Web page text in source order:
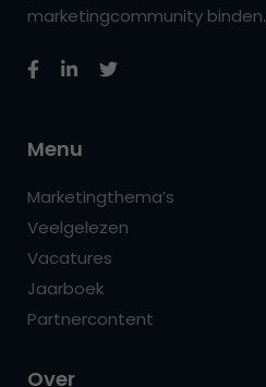
marketingcommunity binden.
Menu
Marketingthema’s
Veelgelezen
Vacatures
Jaarboek
Partnercontent
Over